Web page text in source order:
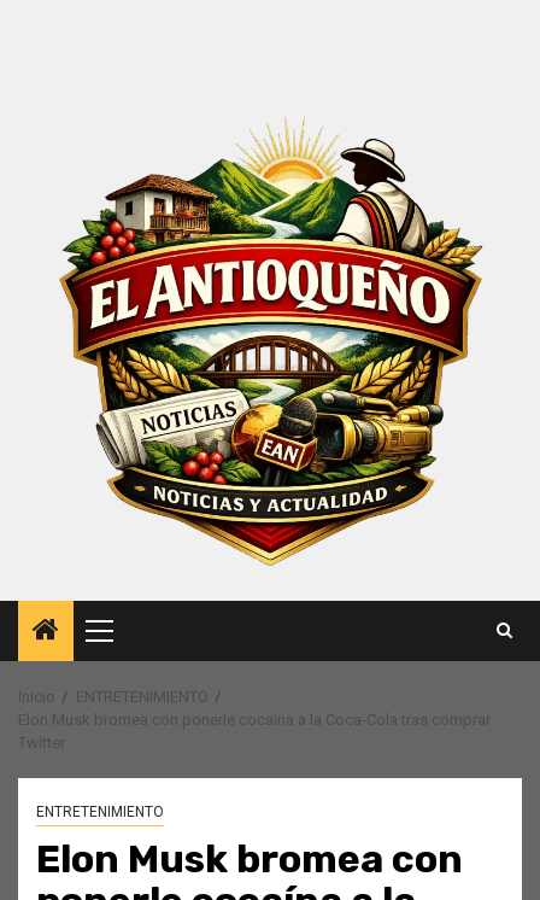
Menú
principal
Inicio
ENTRETENIMIENTO
Elon Musk bromea con ponerle cocaína a la Coca-Cola tras comprar
Twitter
ENTRETENIMIENTO
Elon Musk bromea con